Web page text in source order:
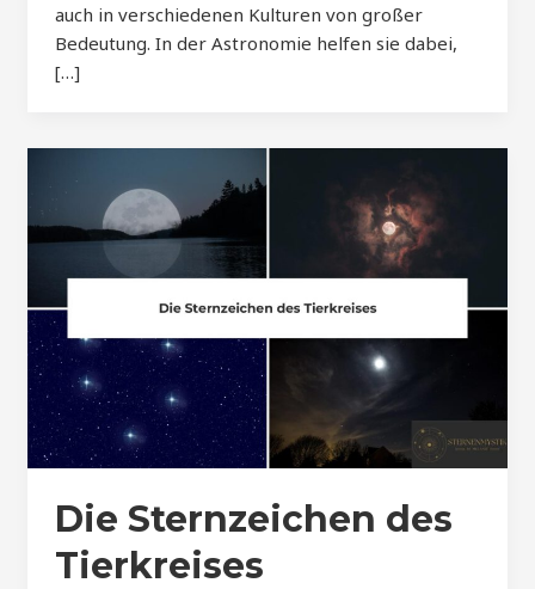
auch in verschiedenen Kulturen von großer
Bedeutung. In der Astronomie helfen sie dabei,
[…]
Die Sternzeichen des
Tierkreises